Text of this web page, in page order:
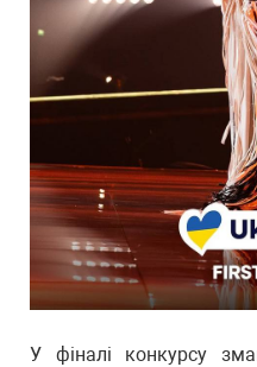
У фіналі конкурсу